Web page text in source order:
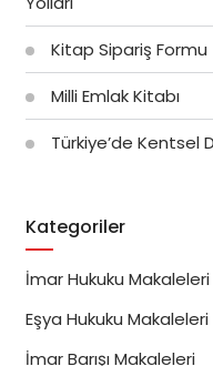
Kitap Sipariş Formu
Milli Emlak Kitabı
Türkiye’de Kentsel
Kategoriler
İmar Hukuku Makaleleri
Eşya Hukuku Makaleleri
İmar Barışı Makaleleri